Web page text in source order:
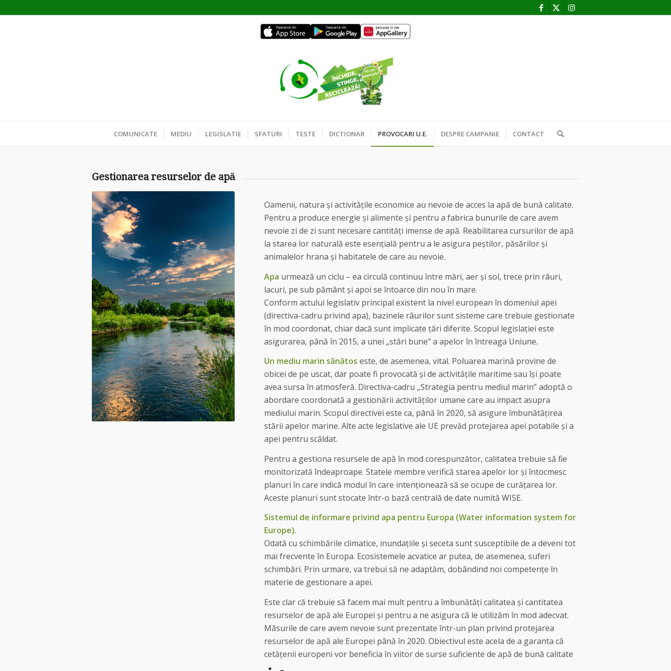
COMUNICATE MEDIU LEGISLATIE SFATURI TESTE DICTIONAR PROVOCARI U.E. DESPRE CAMPANIE CONTACT
Gestionarea resurselor de apă
Oamenii, natura și activitățile economice au nevoie de acces la apă de bună calitate.
Pentru a produce energie și alimente și pentru a fabrica bunurile de care avem
nevoie zi de zi sunt necesare cantități imense de apă. Reabilitarea cursurilor de apă
la starea lor naturală este esențială pentru a le asigura peștilor, păsărilor și
animalelor hrana și habitatele de care au nevoie.
Apa urmează un ciclu – ea circulă continuu între mări, aer și sol, trece prin râuri,
lacuri, pe sub pământ și apoi se întoarce din nou în mare.
Conform actului legislativ principal existent la nivel european în domeniul apei
(directiva-cadru privind apa), bazinele râurilor sunt sisteme care trebuie gestionate
în mod coordonat, chiar dacă sunt implicate țări diferite. Scopul legislației este
asigurarea, până în 2015, a unei „stări bune” a apelor în întreaga Uniune.
Un mediu marin sănătos este, de asemenea, vital. Poluarea marină provine de
obicei de pe uscat, dar poate fi provocată și de activitățile maritime sau își poate
avea sursa în atmosferă. Directiva-cadru „Strategia pentru mediul marin” adoptă o
abordare coordonată a gestionării activităților umane care au impact asupra
mediului marin. Scopul directivei este ca, până în 2020, să asigure îmbunătățirea
stării apelor marine. Alte acte legislative ale UE prevăd protejarea apei potabile și a
apei pentru scăldat.
Pentru a gestiona resursele de apă în mod corespunzător, calitatea trebuie să fie
monitorizată îndeaproape. Statele membre verifică starea apelor lor și întocmesc
planuri în care indică modul în care intenționează să se ocupe de curățarea lor.
Aceste planuri sunt stocate într-o bază centrală de date numită WISE.
Sistemul de informare privind apa pentru Europa (Water information system for
Europe).
Odată cu schimbările climatice, inundațiile și seceta sunt susceptibile de a deveni tot
mai frecvente în Europa. Ecosistemele acvatice ar putea, de asemenea, suferi
schimbări. Prin urmare, va trebui să ne adaptăm, dobândind noi competențe în
materie de gestionare a apei.
Este clar că trebuie să facem mai mult pentru a îmbunătăți calitatea și cantitatea
resurselor de apă ale Europei și pentru a ne asigura că le utilizăm în mod adecvat.
Măsurile de care avem nevoie sunt prezentate într-un plan privind protejarea
resurselor de apă ale Europei până în 2020. Obiectivul este acela de a garanta că
cetățenii europeni vor beneficia în viitor de surse suficiente de apă de bună calitate